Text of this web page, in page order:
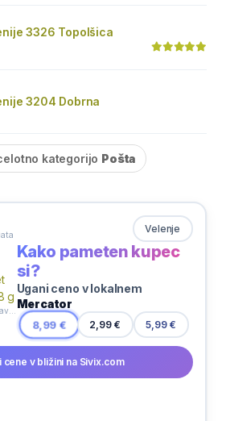
3326 Topolšica
3204 Dobrna
kategorijo Pošta
Velenje
Kako pameten kupec
si?
Ugani ceno v lokalnem
Mercator
8,99 € 2,99 € 5,99 €
cene v bližini na Sivix.com